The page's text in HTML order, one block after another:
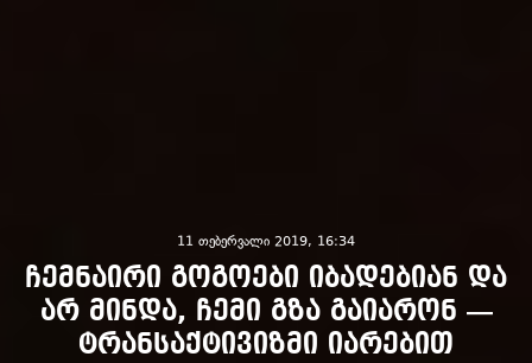
11 თებერვალი 2019, 16:34
ჩემნაირი გოგოები იბადებიან და
არ მინდა, ჩემი გზა გაიარონ —
ტრანსაქტივიზმი იარებით